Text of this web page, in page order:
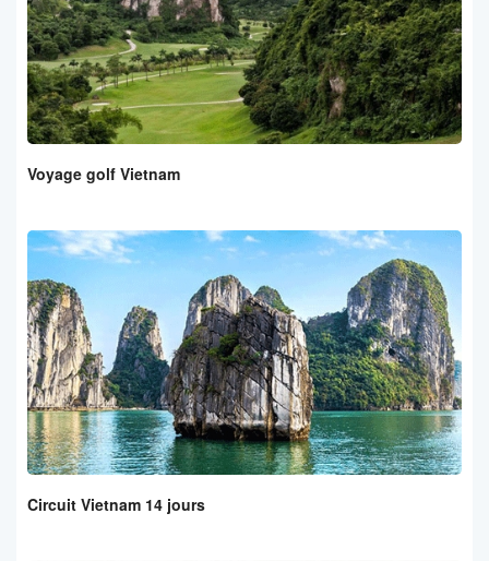
Voyage golf Vietnam
Circuit Vietnam 14 jours